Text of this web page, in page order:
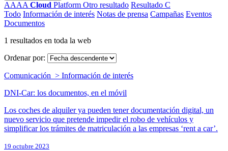
AAAA Cloud Platform Otro resultado Resultado C
Todo Información de interés Notas de prensa Campañas Eventos
Documentos
1 resultados en toda la web
Ordenar por:
Comunicación > Información de interés
DNI-Car: los documentos, en el móvil
Los coches de alquiler ya pueden tener documentación digital, un
nuevo servicio que pretende impedir el robo de vehículos y
simplificar los trámites de matriculación a las empresas ‘rent a car’.
19 octubre 2023